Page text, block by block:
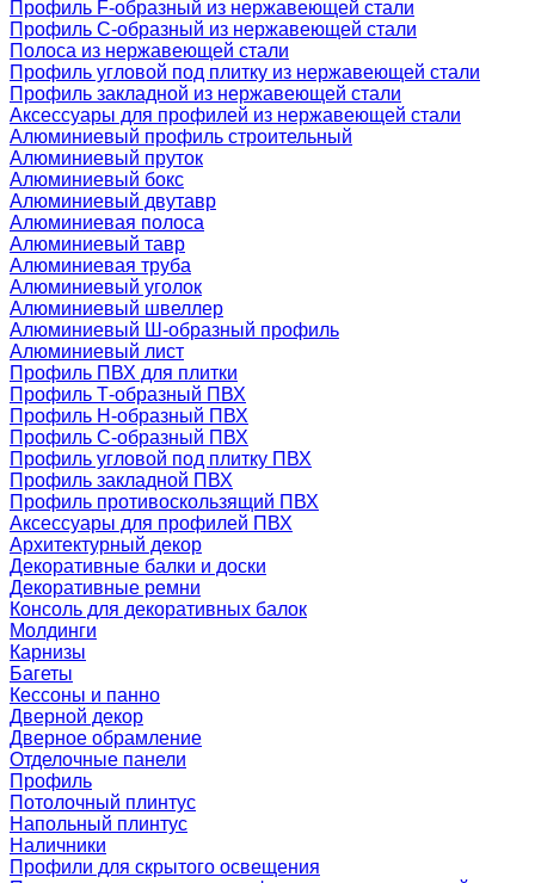
Профиль F-образный из нержавеющей стали
Профиль C-образный из нержавеющей стали
Полоса из нержавеющей стали
Профиль угловой под плитку из нержавеющей стали
Профиль закладной из нержавеющей стали
Аксессуары для профилей из нержавеющей стали
Алюминиевый профиль строительный
Алюминиевый пруток
Алюминиевый бокс
Алюминиевый двутавр
Алюминиевая полоса
Алюминиевый тавр
Алюминиевая труба
Алюминиевый уголок
Алюминиевый швеллер
Алюминиевый Ш-образный профиль
Алюминиевый лист
Профиль ПВХ для плитки
Профиль Т-образный ПВХ
Профиль H-образный ПВХ
Профиль C-образный ПВХ
Профиль угловой под плитку ПВХ
Профиль закладной ПВХ
Профиль противоскользящий ПВХ
Аксессуары для профилей ПВХ
Архитектурный декор
Декоративные балки и доски
Декоративные ремни
Консоль для декоративных балок
Молдинги
Карнизы
Багеты
Кессоны и панно
Дверной декор
Дверное обрамление
Отделочные панели
Профиль
Потолочный плинтус
Напольный плинтус
Наличники
Профили для скрытого освещения